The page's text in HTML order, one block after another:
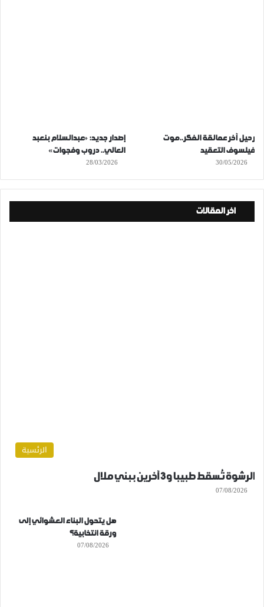
رحيل آخر عمالقة الفكر..موت
فيلسوف التعقيد
30/05/2026
إصدار جديد: «عبدالسلام بنعبد
العالي.. دروب وفجوات»
28/03/2026
اخر المقالات
الرئسية
الرشوة تُسقط طبيبا و3 آخرين ببني ملال
07/08/2026
هل يتحول البناء العشوائي إلى
ورقة انتخابية؟
07/08/2026